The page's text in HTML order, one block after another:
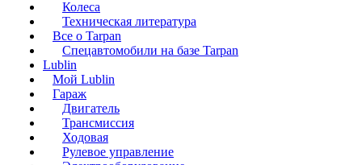
Колеса
Техническая литература
Все о Tarpan
Спецавтомобили на базе Tarpan
Lublin
Мой Lublin
Гараж
Двигатель
Трансмиссия
Ходовая
Рулевое управление